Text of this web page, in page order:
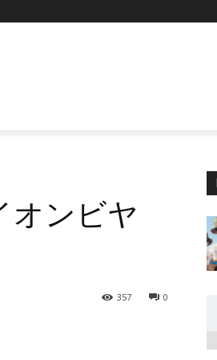
オンビヤ
0
357